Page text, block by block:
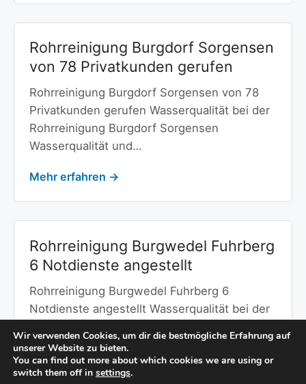
Rohrreinigung Burgdorf Sorgensen
von 78 Privatkunden gerufen
Rohrreinigung Burgdorf Sorgensen von 78
Privatkunden gerufen Wasserqualität bei der
Rohrreinigung Burgdorf Sorgensen
Wasserqualität und…
Mehr erfahren →
Rohrreinigung Burgwedel Fuhrberg
6 Notdienste angestellt
Rohrreinigung Burgwedel Fuhrberg 6
Notdienste angestellt Wasserqualität bei der
Wasserqualität und Wasserhärte…
Mehr erfahren →
Wir verwenden Cookies, um dir die bestmögliche Erfahrung auf
unserer Website zu bieten.
You can find out more about which cookies we are using or
switch them off in settings.